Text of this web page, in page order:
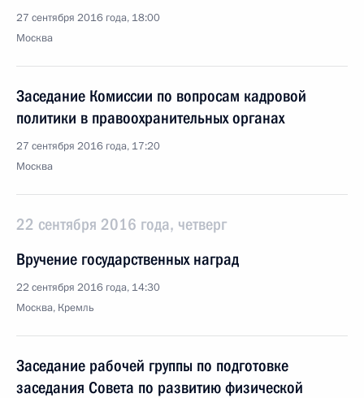
27 сентября 2016 года, 18:00
Москва
Заседание Комиссии по вопросам кадровой
политики в правоохранительных органах
27 сентября 2016 года, 17:20
Москва
22 сентября 2016 года, четверг
Вручение государственных наград
22 сентября 2016 года, 14:30
Москва, Кремль
Заседание рабочей группы по подготовке
заседания Совета по развитию физической